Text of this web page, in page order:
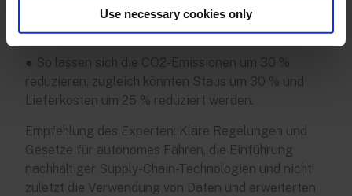
Use necessary cookies only
der Ausbau von Paketstationen verbessern die
Nachhaltigkeit.
● So lassen sich die CO2-Emissionen um 30 %
reduzieren, zugleich könnten Staus um 30 % und
Lieferkosten um 25 % reduziert werden.
Empfehlung des Experten: Klare Regelungen und
Gesetze für autonomes Fahren, die Einführung
nachhaltiger Supply-Chain-Technologien und nicht
zuletzt die Verwendung von Daten und erweiterten